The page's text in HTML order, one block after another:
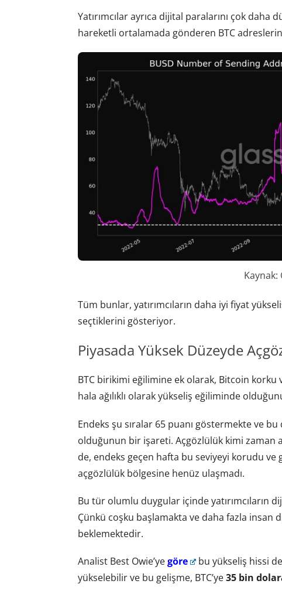
Yatırımcılar ayrıca dijital paralarını çok
hareketli ortalamada gönderen BTC
Kaynak:
Tüm bunlar, yatırımcıların daha iyi fiyat
seçtiklerini gösteriyor.
Piyasada Yüksek Düzeyde
BTC birikimi eğilimine ek olarak, Bitcoin korku
hala ağılıklı olarak yükseliş eğiliminde
Endeks şu sıralar 65 puanı göstermekte ve
olduğunun bir işareti. Açgözlülük kimi zaman
de, endeks geçen hafta bu seviyeyi korudu
açgözlülük bölgesine henüz ulaşmadı.
Bu tür olumlu duygular içinde yatırımcıların
Çünkü coşku başlamakta ve daha fazla insan
beklemektedir.
Analist Best Owie’yegöre
bu yükseliş hissi
yükselebilir ve bu gelişme, BTC’ye35 bin